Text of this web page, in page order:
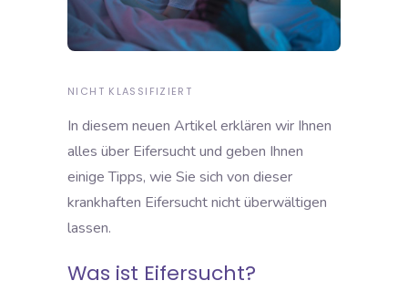
NICHT KLASSIFIZIERT
In diesem neuen Artikel erklären wir Ihnen
alles über Eifersucht und geben Ihnen
einige Tipps, wie Sie sich von dieser
krankhaften Eifersucht nicht überwältigen
lassen.
Was ist Eifersucht?